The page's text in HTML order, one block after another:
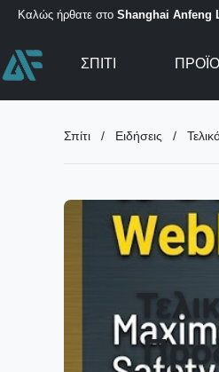
Καλώς ήρθατε στο Shanghai Anfeng
ΣΠΊΤΙ
Σπίτι / Ειδήσεις /